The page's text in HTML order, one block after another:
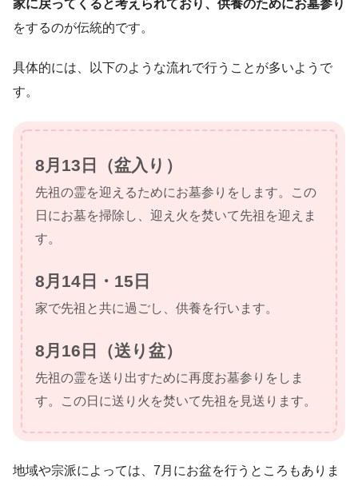
家に戻ってくると考えられており、供養のためにお墓参り
をするのが伝統的です。
具体的には、以下のような流れで行うことが多いようで
す。
8月13日（盆入り）
先祖の霊を迎えるためにお墓参りをします。この
日にお墓を掃除し、迎え火を焚いて先祖を迎えま
す。
8月14日・15日
家で先祖と共に過ごし、供養を行います。
8月16日（送り盆）
先祖の霊を送り出すために再度お墓参りをしま
す。この日に送り火を焚いて先祖を見送ります。
地域や宗派によっては、7月にお盆を行うところもありま